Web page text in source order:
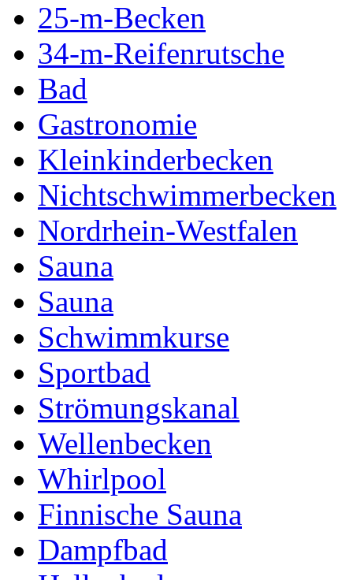
25-m-Becken
34-m-Reifenrutsche
Bad
Gastronomie
Kleinkinderbecken
Nichtschwimmerbecken
Nordrhein-Westfalen
Sauna
Sauna
Schwimmkurse
Sportbad
Strömungskanal
Wellenbecken
Whirlpool
Finnische Sauna
Dampfbad